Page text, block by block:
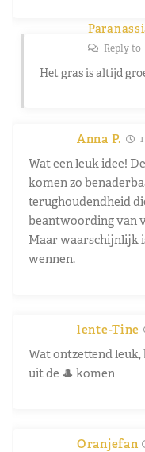
Reply to
Het gras is altijd
Anna P.
Wat een leuk idee!
komen zo
terughoudendheid
beantwoording van
Maar waarschijnlijk
wennen.
lente-Tine
Wat ontzettend
uit de 🎩 komen
Oranjefan